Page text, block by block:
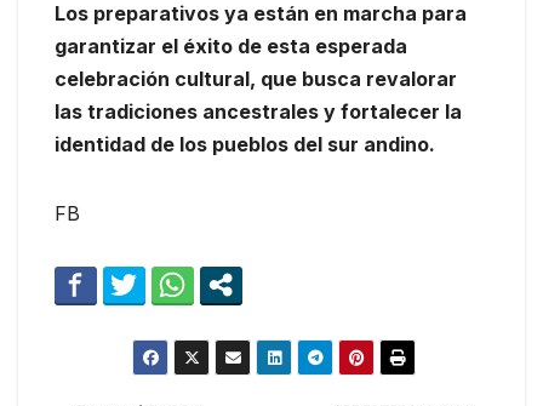
Los preparativos ya están en marcha para
garantizar el éxito de esta esperada
celebración cultural, que busca revalorar
las tradiciones ancestrales y fortalecer la
identidad de los pueblos del sur andino.
FB